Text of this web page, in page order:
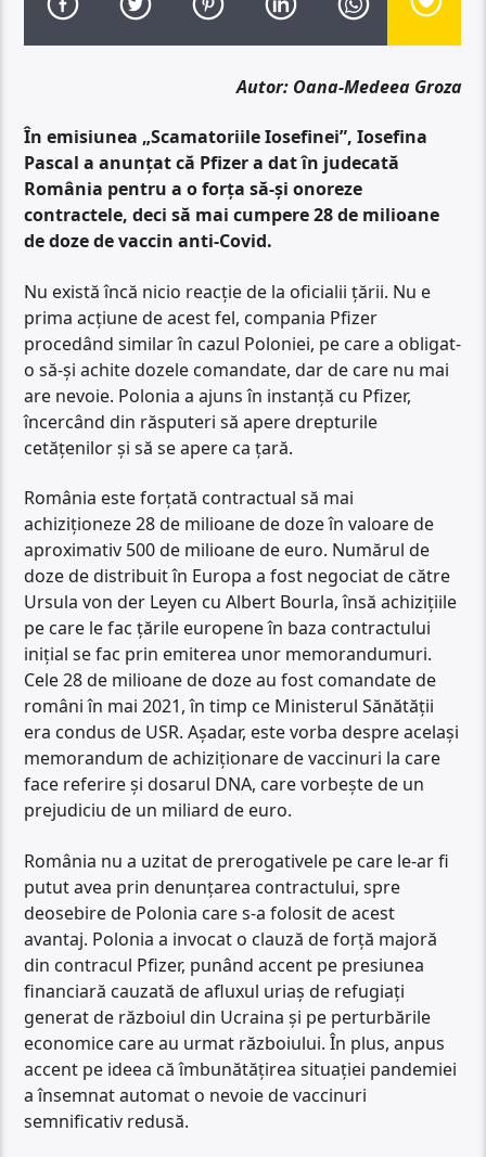
Autor: Oana-Medeea Groza
În emisiunea „Scamatoriile Iosefinei”, Iosefina
Pascal a anunțat că Pfizer a dat în judecată
România pentru a o forța să-și onoreze
contractele, deci să mai cumpere 28 de milioane
de doze de vaccin anti-Covid.
Nu există încă nicio reacție de la oficialii țării. Nu e
prima acțiune de acest fel, compania Pfizer
procedând similar în cazul Poloniei, pe care a obligat-
o să-și achite dozele comandate, dar de care nu mai
are nevoie. Polonia a ajuns în instanță cu Pfizer,
încercând din răsputeri să apere drepturile
cetățenilor și să se apere ca țară.
România este forțată contractual să mai
achiziționeze 28 de milioane de doze în valoare de
aproximativ 500 de milioane de euro. Numărul de
doze de distribuit în Europa a fost negociat de către
Ursula von der Leyen cu Albert Bourla, însă achizițiile
pe care le fac țările europene în baza contractului
inițial se fac prin emiterea unor memorandumuri.
Cele 28 de milioane de doze au fost comandate de
români în mai 2021, în timp ce Ministerul Sănătății
era condus de USR. Așadar, este vorba despre același
memorandum de achiziționare de vaccinuri la care
face referire și dosarul DNA, care vorbește de un
prejudiciu de un miliard de euro.
România nu a uzitat de prerogativele pe care le-ar fi
putut avea prin denunțarea contractului, spre
deosebire de Polonia care s-a folosit de acest
avantaj. Polonia a invocat o clauză de forță majoră
din contracul Pfizer, punând accent pe presiunea
financiară cauzată de afluxul uriaș de refugiați
generat de războiul din Ucraina și pe perturbările
economice care au urmat războiului. În plus, anpus
accent pe ideea că îmbunătățirea situației pandemiei
a însemnat automat o nevoie de vaccinuri
semnificativ redusă.